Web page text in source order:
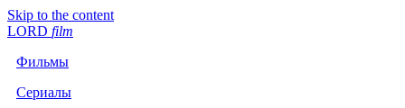
Skip to the content
LORD film
Фильмы
Сериалы